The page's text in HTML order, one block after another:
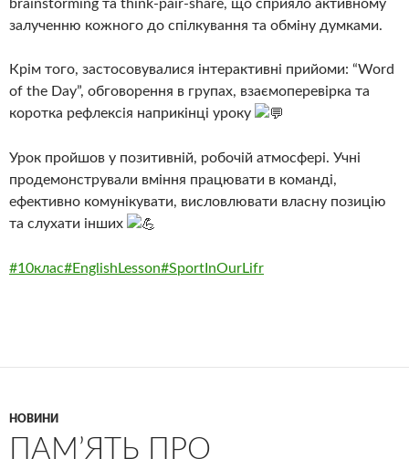
brainstorming та think-pair-share, що сприяло активному
залученню кожного до спілкування та обміну думками.
Крім того, застосовувалися інтерактивні прийоми: “Word
of the Day”, обговорення в групах, взаємоперевірка та
коротка рефлексія наприкінці уроку
Урок пройшов у позитивній, робочій атмосфері. Учні
продемонстрували вміння працювати в команді,
ефективно комунікувати, висловлювати власну позицію
та слухати інших
#10клас#EnglishLesson#SportInOurLifr
НОВИНИ
ПАМ’ЯТЬ ПРО